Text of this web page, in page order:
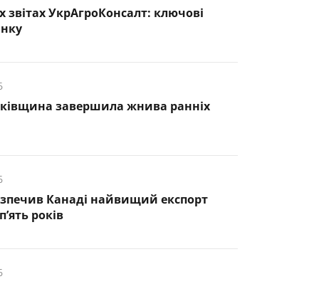
звітах УкрАгроКонсалт: ключові
завершила жнива ранніх
Канаді найвищий експорт
років